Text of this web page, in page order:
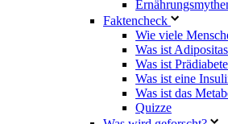
Faktencheck
Wie viele
Was ist
Was ist
Was ist eine
Was ist das
Quizze